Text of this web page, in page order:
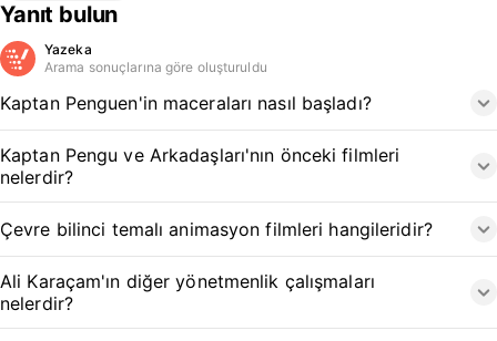
Yanıt bulun
Yazeka
Arama sonuçlarına göre oluşturuldu
Kaptan Penguen'in maceraları nasıl başladı?
Kaptan Pengu ve Arkadaşları'nın önceki filmleri
nelerdir?
Çevre bilinci temalı animasyon filmleri hangileridir?
Ali Karaçam'ın diğer yönetmenlik çalışmaları
nelerdir?